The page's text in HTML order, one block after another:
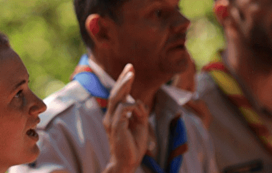
Exporter les lignes sélectionnées
Exporter toutes les colonnes
Exporter uniquement les colonnes affichées
Menu
?>
Images de la page d'accueil
Cliquez pour éditer